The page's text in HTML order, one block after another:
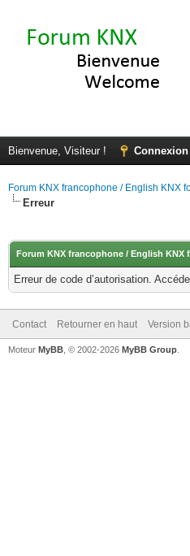
Bienvenue, Visiteur ! Connexion
Forum KNX francophone / English KNX
Erreur
Forum KNX francophone / English KNX
Erreur de code d’autorisation.
Contact Retourner en haut Version
Moteur MyBB , © 2002-2026 MyBB Group